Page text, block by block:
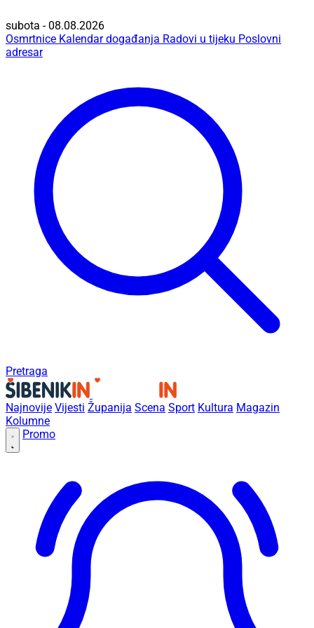
subota - 08.08.2026
Osmrtnice Kalendar događanja Radovi u tijeku Poslovni
adresar
Pretraga
Najnovije Vijesti Županija Scena Sport Kultura Magazin
Kolumne
Promo